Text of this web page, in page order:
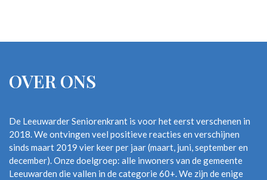
OVER ONS
De Leeuwarder Seniorenkrant is voor het eerst verschenen in
2018. We ontvingen veel positieve reacties en verschijnen
sinds maart 2019 vier keer per jaar (maart, juni, september en
december). Onze doelgroep: alle inwoners van de gemeente
Leeuwarden die vallen in de categorie 60+. We zijn de enige